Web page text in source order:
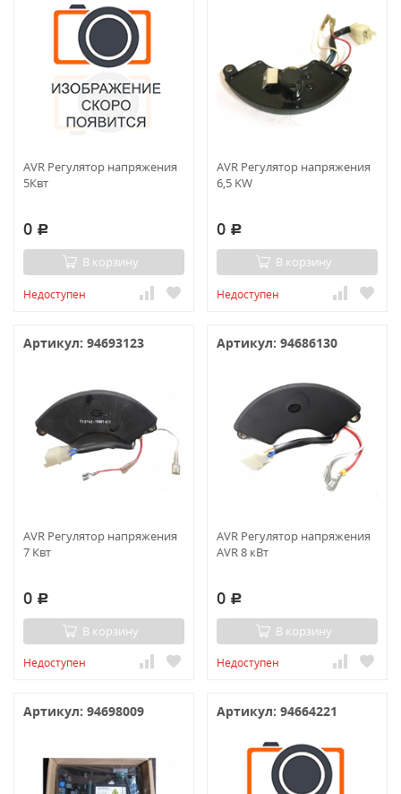
AVR Регулятор напряжения
5Квт
0 Р
В корзину
Недоступен
AVR Регулятор напряжения
6,5 KW
0 Р
В корзину
Недоступен
Артикул: 94693123
AVR Регулятор напряжения
7 Квт
0 Р
В корзину
Недоступен
Артикул: 94686130
AVR Регулятор напряжения
AVR 8 кВт
0 Р
В корзину
Недоступен
Артикул: 94698009 Артикул: 94664221